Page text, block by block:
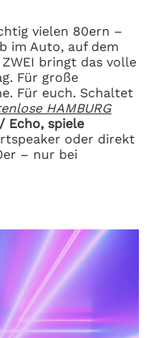
vielen 80ern –
im Auto, auf dem
bringt das volle
Für große
Für euch. Schaltet
HAMBURG
Echo, spiele
oder direkt
– nur bei